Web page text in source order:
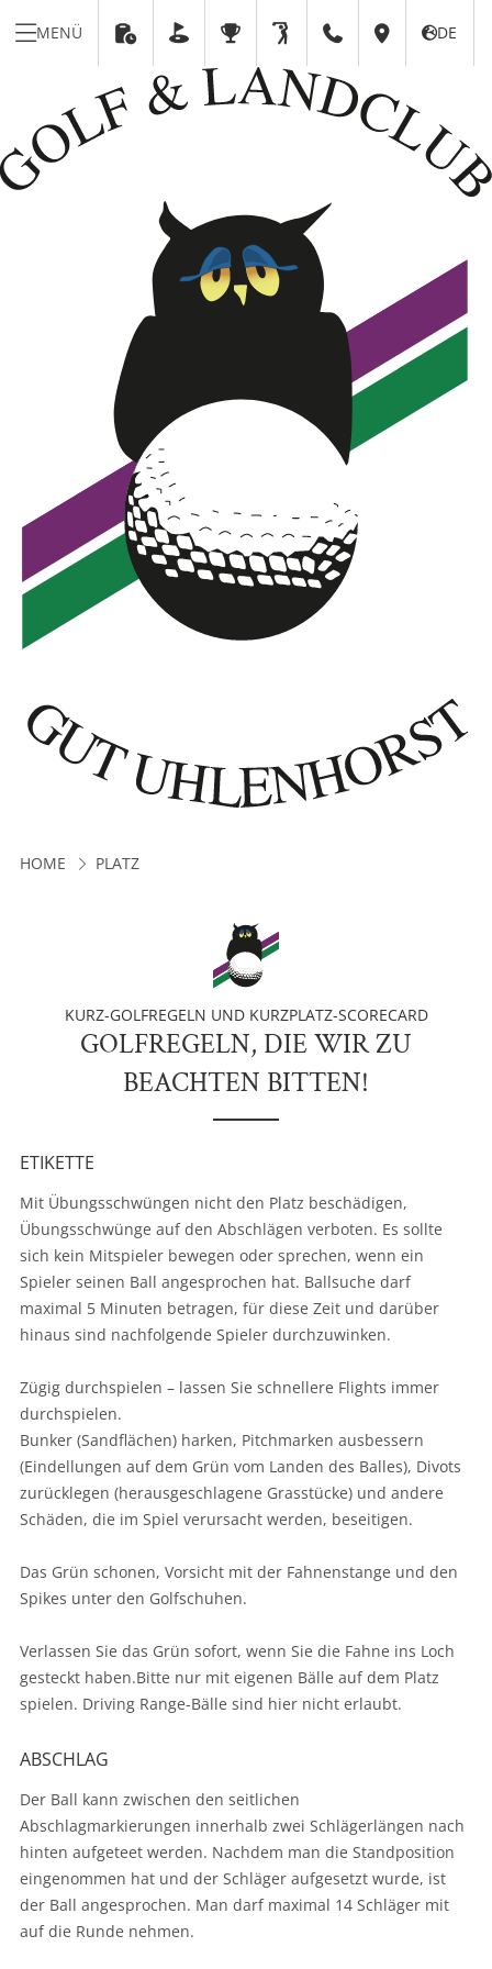
MENÜ       DE
HOME PLATZ
KURZ-GOLFREGELN UND KURZPLATZ-SCORECARD
GOLFREGELN, DIE WIR ZU
BEACHTEN BITTEN!
ETIKETTE
Mit Übungsschwüngen nicht den Platz beschädigen,
Übungsschwünge auf den Abschlägen verboten. Es sollte
sich kein Mitspieler bewegen oder sprechen, wenn ein
Spieler seinen Ball angesprochen hat. Ballsuche darf
maximal 5 Minuten betragen, für diese Zeit und darüber
hinaus sind nachfolgende Spieler durchzuwinken.
Zügig durchspielen – lassen Sie schnellere Flights immer
durchspielen.
Bunker (Sandflächen) harken, Pitchmarken ausbessern
(Eindellungen auf dem Grün vom Landen des Balles), Divots
zurücklegen (herausgeschlagene Grasstücke) und andere
Schäden, die im Spiel verursacht werden, beseitigen.
Das Grün schonen, Vorsicht mit der Fahnenstange und den
Spikes unter den Golfschuhen.
Verlassen Sie das Grün sofort, wenn Sie die Fahne ins Loch
gesteckt haben.Bitte nur mit eigenen Bälle auf dem Platz
spielen. Driving Range-Bälle sind hier nicht erlaubt.
ABSCHLAG
Der Ball kann zwischen den seitlichen
Abschlagmarkierungen innerhalb zwei Schlägerlängen nach
hinten aufgeteet werden. Nachdem man die Standposition
eingenommen hat und der Schläger aufgesetzt wurde, ist
der Ball angesprochen. Man darf maximal 14 Schläger mit
auf die Runde nehmen.